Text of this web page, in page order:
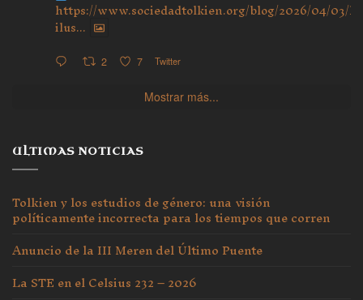
https://www.sociedadtolkien.org/blog/2026/04/03/
ilus...
2 7 Twitter
Mostrar más...
ULTIMAS NOTICIAS
Tolkien y los estudios de género: una visión
políticamente incorrecta para los tiempos que corren
Anuncio de la III Meren del Último Puente
La STE en el Celsius 232 – 2026